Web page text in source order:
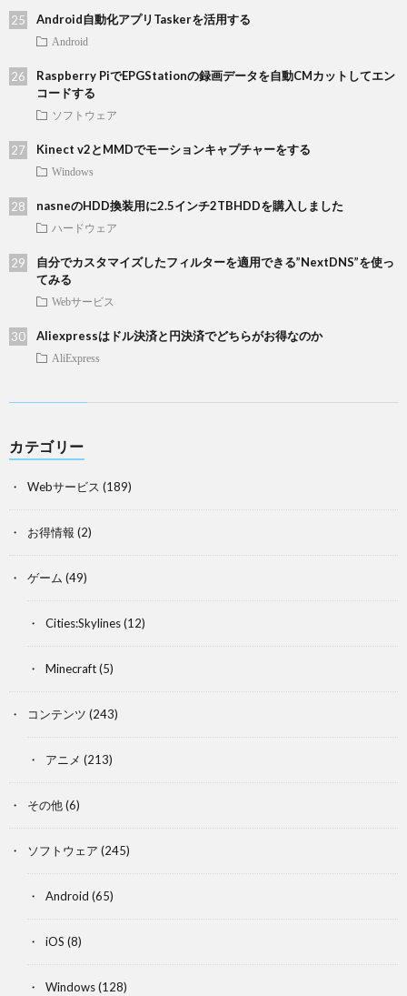
Android自動化アプリTaskerを活用する
Android
Raspberry PiでEPGStationの録画データを自動CMカットしてエン
コードする
ソフトウェア
Kinect v2とMMDでモーションキャプチャーをする
Windows
nasneのHDD換装用に2.5インチ2TBHDDを購入しました
ハードウェア
自分でカスタマイズしたフィルターを適用できる”NextDNS”を使っ
てみる
Webサービス
Aliexpressはドル決済と円決済でどちらがお得なのか
AliExpress
カテゴリー
Webサービス (189)
お得情報 (2)
ゲーム (49)
Cities:Skylines(12)
Minecraft(5)
コンテンツ (243)
アニメ (213)
その他(6)
ソフトウェア (245)
Android (65)
iOS (8)
Windows(128)